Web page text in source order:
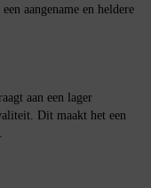
aangename en heldere
aan een lager
Dit maakt het een